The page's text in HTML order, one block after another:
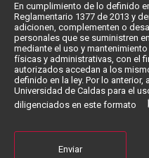
En cumplimiento de lo definido
Reglamentario 1377 de 2013 y
adicionen, complementen o
personales que se suministren
mediante el uso y
físicas y administrativas, con el
autorizados accedan a los
definido en la ley. Por lo anterior,
Universidad de Caldas para el
diligenciados en este formato